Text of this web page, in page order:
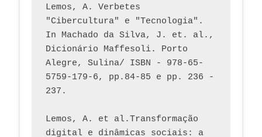
Lemos, A. Verbetes
"Cibercultura" e "Tecnologia".
In Machado da Silva, J. et. al.,
Dicionário Maffesoli. Porto
Alegre, Sulina/ ISBN - 978-65-
5759-179-6, pp.84-85 e pp. 236 -
237.
Lemos, A. et al.Transformação
digital e dinâmicas sociais: a